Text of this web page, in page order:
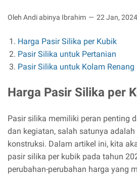
Oleh Andi abinya Ibrahim 22 Jan, 2024
Harga Pasir Silika per Kubik
Pasir Silika untuk Pertanian
Pasir Silika untuk Kolam Renang
Harga Pasir Silika per
Pasir silika memiliki peran penting
dan kegiatan, salah satunya
konstruksi. Dalam artikel ini, kita
pasir silika per kubik pada tahun
perubahan-perubahan harga yang